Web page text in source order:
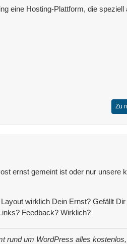
eine Hosting-Plattform, die speziell
Zu
ernst gemeint ist oder nur unsere
wirklich Dein Ernst? Gefällt
Feedback? Wirklich?
rund um WordPress alles